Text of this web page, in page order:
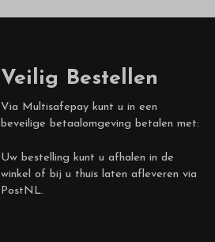
Veilig Bestellen
Via Multisafepay kunt u in een
beveilige betaalomgeving betalen met:
Uw bestelling kunt u afhalen in de
winkel of bij u thuis laten afleveren via
PostNL.